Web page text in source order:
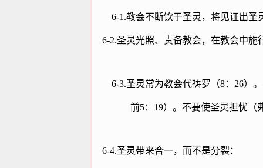
6-1.教会不断饮于圣灵，将见证出圣
6-2.圣灵光照、责备教会，在教会中施
6-3.圣灵常为教会代祷罗（8： 26）
前5： 19）。不要使圣灵担忧（
6-4.圣灵带来合一，而不是分裂：